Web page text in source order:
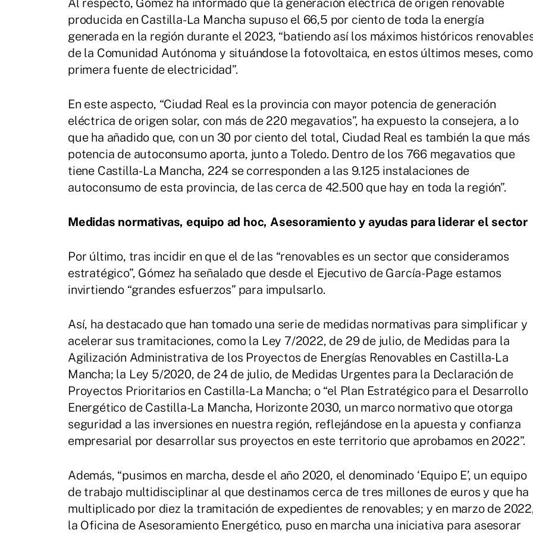
Al respecto, Gómez ha informado que la generación eléctrica de origen renovable
producida en Castilla-La Mancha supuso el 66,5 por ciento de toda la energía
generada en la región durante el 2023, “batiendo así los máximos históricos
de la Comunidad Autónoma y situándose la fotovoltaica, en estos últimos meses, como
primera fuente de electricidad”.
En este aspecto, “Ciudad Real es la provincia con mayor potencia de generación
eléctrica de origen solar, con más de 220 megavatios”, ha expuesto la consejera, a lo
que ha añadido que, con un 30 por ciento del total, Ciudad Real es también la que más
potencia de autoconsumo aporta, junto a Toledo. Dentro de los 766 megavatios que
tiene Castilla-La Mancha, 224 se corresponden a las 9.125 instalaciones de
autoconsumo de esta provincia, de las cerca de 42.500 que hay en toda la región”.
Medidas normativas, equipo ad hoc, Asesoramiento y ayudas para liderar el sector
Por último, tras incidir en que el de las “renovables es un sector que consideramos
estratégico”, Gómez ha señalado que desde el Ejecutivo de García-Page estamos
invirtiendo “grandes esfuerzos” para impulsarlo.
Así, ha destacado que han tomado una serie de medidas normativas para simplificar y
acelerar sus tramitaciones, como la Ley 7/2022, de 29 de julio, de Medidas para la
Agilización Administrativa de los Proyectos de Energías Renovables en Castilla-La
Mancha; la Ley 5/2020, de 24 de julio, de Medidas Urgentes para la Declaración de
Proyectos Prioritarios en Castilla-La Mancha; o “el Plan Estratégico para el Desarrollo
Energético de Castilla-La Mancha, Horizonte 2030, un marco normativo que otorga
seguridad a las inversiones en nuestra región, reflejándose en la apuesta y confianza
empresarial por desarrollar sus proyectos en este territorio que aprobamos en 2022”.
Además, “pusimos en marcha, desde el año 2020, el denominado ‘Equipo E’, un equipo
de trabajo multidisciplinar al que destinamos cerca de tres millones de euros y que ha
multiplicado por diez la tramitación de expedientes de renovables; y en marzo de
la Oficina de Asesoramiento Energético, puso en marcha una iniciativa para asesorar